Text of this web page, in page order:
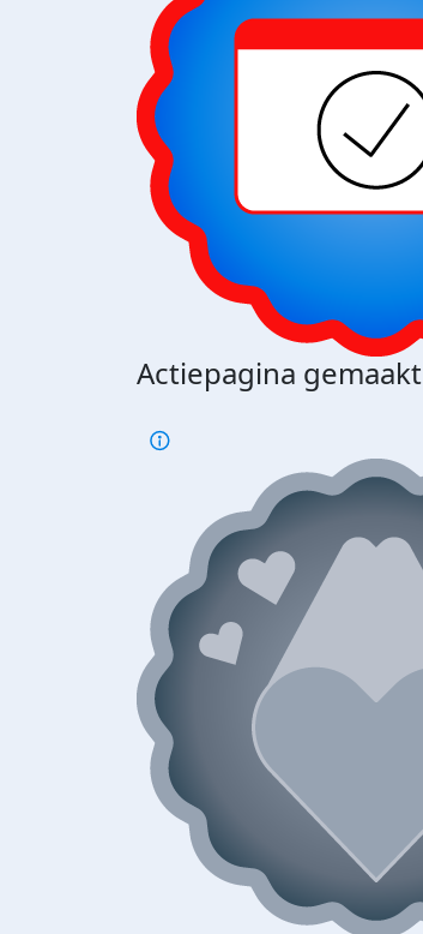
Actiepagina gemaakt